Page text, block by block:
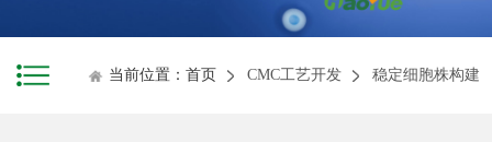
当前位置：首页 CMC工艺开发 稳定细胞株构建